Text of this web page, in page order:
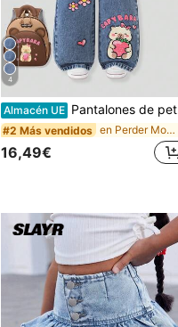
4
Almacén UE Pantalones de peto y mono estampados con dibujos animados para niñas, pernera recta suelta, ¡estilo lindo y casual recomendado! Tela de mezclilla azul clásica lavada, estampado de dibujos animados, cintura elástica alta + decoración de cadena falsa, fácil de poner y quitar, diseño de pierna recta que favorece las piernas.
#2 Más vendidos en Perder Monos y overoles de mezclilla para niñas
16,49€